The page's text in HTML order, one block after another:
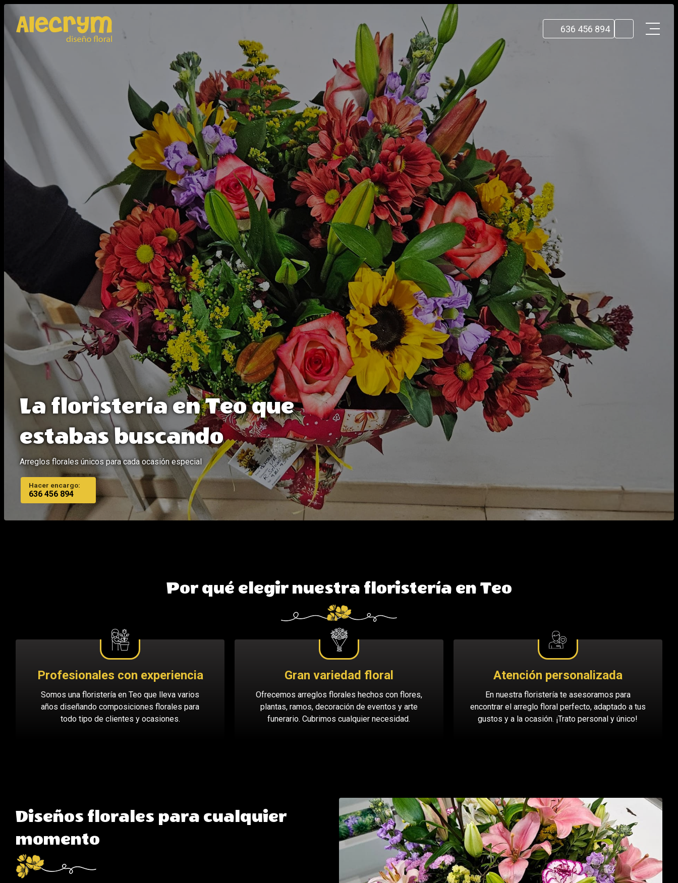
636 456 894
La floristería en Teo que
estabas buscando
Arreglos florales únicos para cada ocasión especial
Hacer encargo:
636 456 894
Por qué elegir nuestra floristería en Teo
Profesionales con experiencia
Somos una floristería en Teo que lleva varios
años diseñando composiciones florales para
todo tipo de clientes y ocasiones.
Gran variedad floral
Ofrecemos arreglos florales hechos con flores,
plantas, ramos, decoración de eventos y arte
funerario. Cubrimos cualquier necesidad.
Atención personalizada
En nuestra floristería te asesoramos para
encontrar el arreglo floral perfecto, adaptado a tus
gustos y a la ocasión. ¡Trato personal y único!
Diseños florales para cualquier
momento